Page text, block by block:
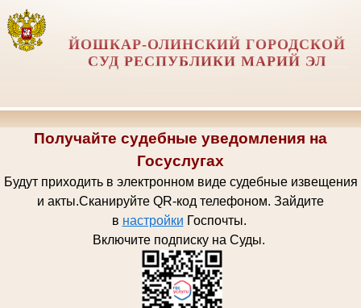
ЙОШКАР-ОЛИНСКИЙ ГОРОДСКОЙ
СУД РЕСПУБЛИКИ МАРИЙ ЭЛ
Получайте судебные уведомления на
Госуслугах
Будут приходить в электронном виде судебные извещения
и акты.Сканируйте QR-код телефоном. Зайдите
в настройки Госпочты.
Включите подписку на Суды.